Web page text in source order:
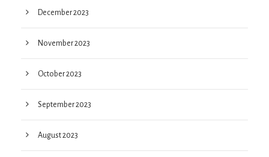
December 2023
November 2023
October 2023
September 2023
August 2023